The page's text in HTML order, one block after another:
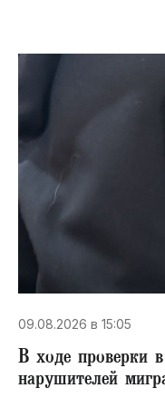
09.08.2026 в 15:05
В ходе проверки
нарушителей